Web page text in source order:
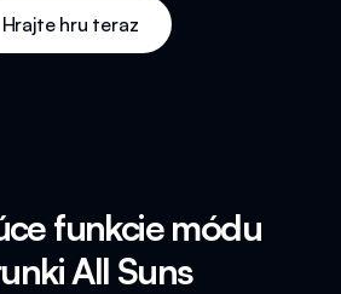
Hrajte hru teraz
funkcie módu
All Suns